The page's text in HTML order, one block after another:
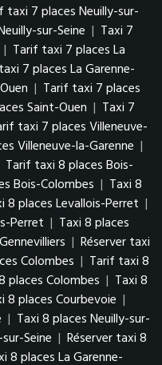
taxi 7 places Neuilly-sur-
sur-Seine | Taxi 7
| Tarif taxi 7 places La
7 places La Garenne-
| Tarif taxi 7 places
Saint-Ouen | Taxi 7
taxi 7 places Villeneuve-
Villeneuve-la-Garenne |
Tarif taxi 8 places Bois-
Bois-Colombes | Taxi 8
8 places Levallois-Perret |
Perret | Taxi 8 places
| Réserver taxi
Colombes | Tarif taxi 8
places Colombes | Taxi 8
8 places Courbevoie |
| Taxi 8 places Neuilly-sur-
Seine | Réserver taxi 8
8 places La Garenne-